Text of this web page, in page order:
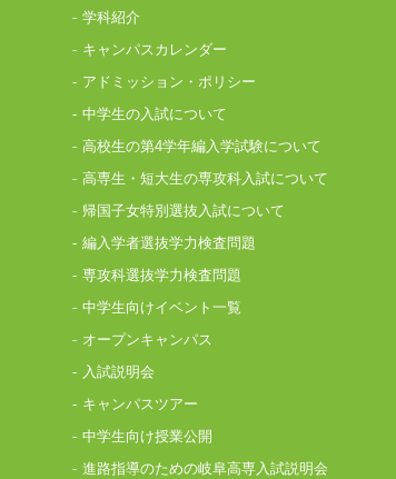
学科紹介
キャンパスカレンダー
アドミッション・ポリシー
中学生の入試について
高校生の第4学年編入学試験について
高専生・短大生の専攻科入試について
帰国子女特別選抜入試について
編入学者選抜学力検査問題
専攻科選抜学力検査問題
中学生向けイベント一覧
オープンキャンパス
入試説明会
キャンパスツアー
中学生向け授業公開
進路指導のための岐阜高専入試説明会